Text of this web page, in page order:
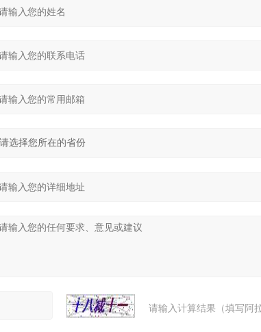
请输入计算结果（填写阿